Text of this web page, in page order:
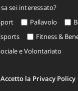
sei interessato?
Pallavolo
Fitness &
e Volontariato
Accetto la Privacy Policy